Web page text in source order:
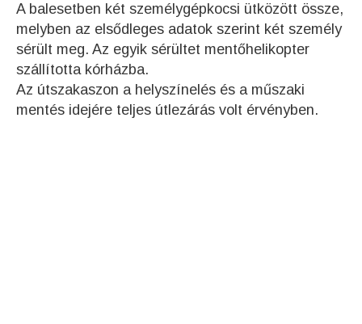
A balesetben két személygépkocsi ütközött össze,
melyben az elsődleges adatok szerint két személy
sérült meg. Az egyik sérültet mentőhelikopter
szállította kórházba.
Az útszakaszon a helyszínelés és a műszaki
mentés idejére teljes útlezárás volt érvényben.